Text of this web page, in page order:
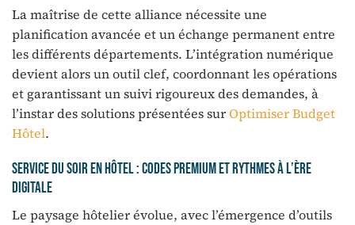
La maîtrise de cette alliance nécessite une
planification avancée et un échange permanent entre
les différents départements. L’intégration numérique
devient alors un outil clef, coordonnant les opérations
et garantissant un suivi rigoureux des demandes, à
l’instar des solutions présentées surOptimiser Budget
Hôtel.
Service du soir en hôtel : codes premium et rythmes à l’ère
digitale
Le paysage hôtelier évolue, avec l’émergence d’outils